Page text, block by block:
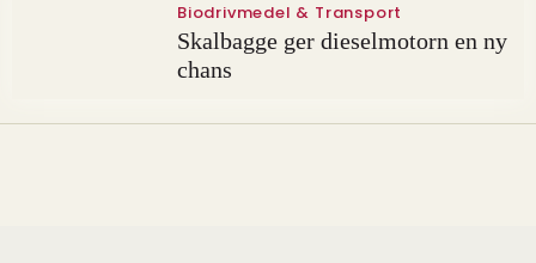
Biodrivmedel & Transport
Skalbagge ger dieselmotorn en ny
chans